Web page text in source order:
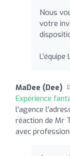
Nous
votre
MaDee (Dee)
Expérience
l'agence
réaction de Mr
avec